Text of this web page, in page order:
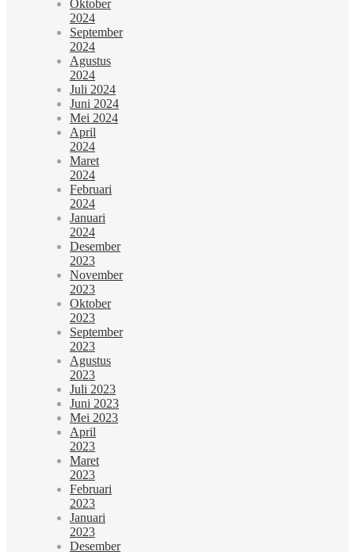
Oktober
2024
September
2024
Agustus
2024
Juli 2024
Juni 2024
Mei 2024
April
2024
Maret
2024
Februari
2024
Januari
2024
Desember
2023
November
2023
Oktober
2023
September
2023
Agustus
2023
Juli 2023
Juni 2023
Mei 2023
April
2023
Maret
2023
Februari
2023
Januari
2023
Desember